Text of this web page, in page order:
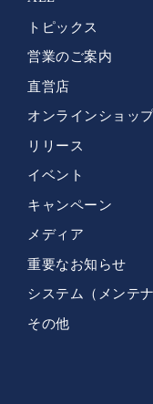
トピックス
営業のご案内
直営店
オンラインショッ
リリース
イベント
キャンペーン
メディア
重要なお知らせ
システム（メンテナ
その他